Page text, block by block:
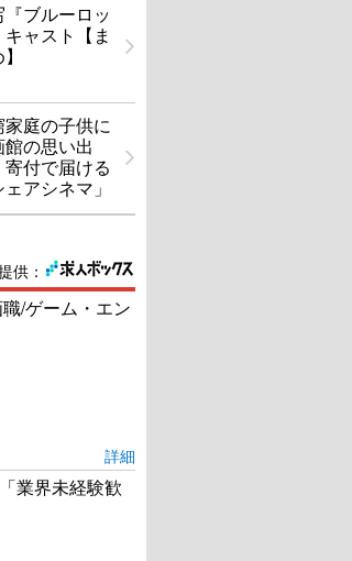
『ブルーロッ
キャスト【ま
家庭の子供に
館の思い出
寄付で届ける
ェアシネマ」
供：
/ゲーム・エン
詳細
業界未経験歓